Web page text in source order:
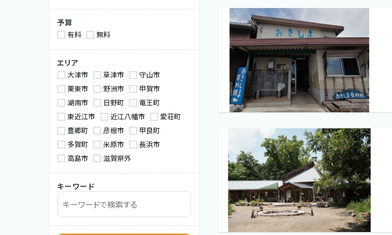
予算
有料 無料
エリア
大津市 草津市
守山市
栗東市
野洲市
甲賀市
湖南市
日野町
竜王町
東近江市
近江八幡市
愛荘町
豊郷町
彦根市
甲良町
多賀町
米原市
長浜市
高島市
滋賀県外
キーワード